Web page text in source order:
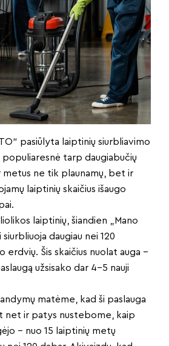
pasiūlyta laiptinių siurbliavimo
populiaresnė tarp daugiabučių
ne tik plaunamų, bet ir
laiptinių skaičius išaugo
laiptinių, šiandien „Mano
siurbliuoja daugiau nei 120
erdvių. Šis skaičius nuolat auga –
užsisako dar 4–5 nauji
matėme, kad ši paslauga
net ir patys nustebome, kaip
– nuo 15 laiptinių metų